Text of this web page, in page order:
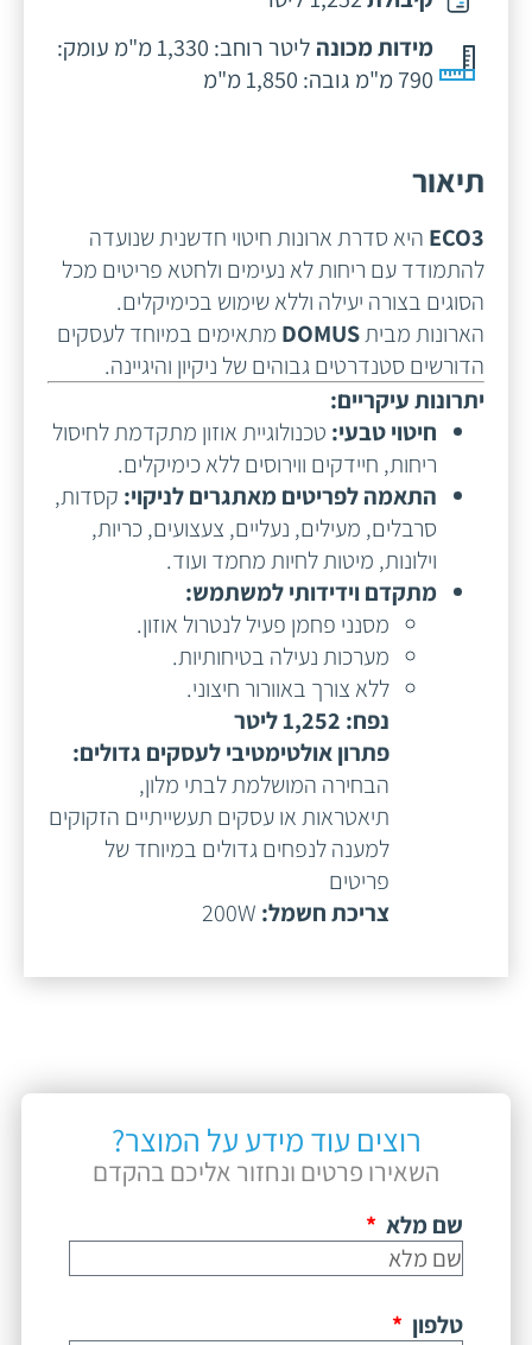
מידות מכונה
ליטר רוחב: 1,330 מ"מ עומק:
790 מ"מ גובה: 1,850 מ"מ
תיאור
ECO3 היא סדרת ארונות חיטוי חדשנית שנועדה
להתמודד עם ריחות לא נעימים ולחטא פריטים מכל
הסוגים בצורה יעילה וללא שימוש בכימיקלים.
הארונות מביתDOMUS מתאימים במיוחד לעסקים
הדורשים סטנדרטים גבוהים של ניקיון והיגיינה.
יתרונות עיקריים:
חיטוי טבעי: טכנולוגיית אוזון מתקדמת לחיסול
ריחות, חיידקים ווירוסים ללא כימיקלים.
התאמה לפריטים מאתגרים לניקוי: קסדות,
סרבלים, מעילים, נעליים, צעצועים, כריות,
וילונות, מיטות לחיות מחמד ועוד.
מתקדם וידידותי למשתמש:
מסנני פחמן פעיל לנטרול אוזון.
מערכות נעילה בטיחותיות.
ללא צורך באוורור חיצוני.
נפח: 1,252 ליטר
פתרון אולטימטיבי לעסקים גדולים:
הבחירה המושלמת לבתי מלון,
תיאטראות או עסקים תעשייתיים הזקוקים
למענה לנפחים גדולים במיוחד של
פריטים
צריכת חשמל:
רוצים עוד מידע על המוצר?
השאירו פרטים ונחזור אליכם בהקדם
שם מלא
טלפון